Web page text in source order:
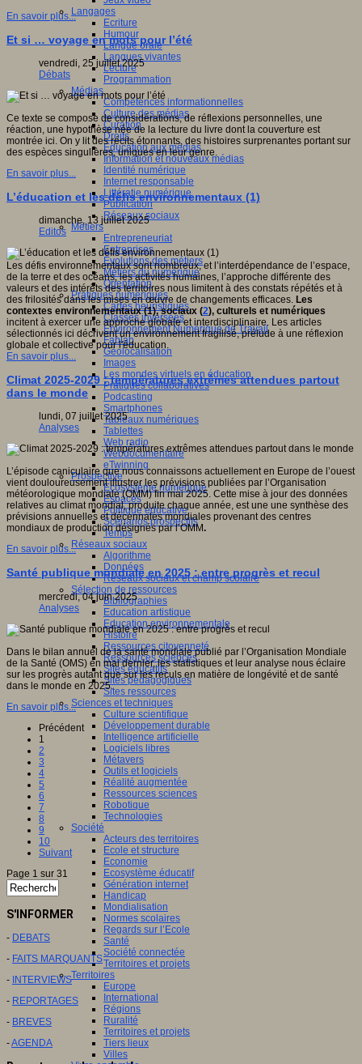
Langages
Ecriture
Humour
Langue orale
Langues vivantes
Lecture
Programmation
Médias
Compétences informationnelles
Culture des médias
Curation
Droits
Education aux médias
Information et nouveaux médias
Identité numérique
Internet responsable
Littératie numérique
Publication
Réseaux sociaux
Métiers
Entrepreneuriat
Entreprises
Evolutions des métiers
Métiers du numérique
Orientation
Pratiques numériques
Cartes heuristiques
Classes inversées
Environnement Numérique de Travail
Fablab
Géolocalisation
Images
Les mondes virtuels en éducation
Pratiques collaboratives
Podcasting
Smartphones
Tableaux numériques
Tablettes
Web radio
Webdocumentaire
eTwinning
Prospective
Ecosystème numérique
Espaces
Politique éducative
Scénarios prospectifs
Temps
Réseaux sociaux
Algorithme
Données
Réseaux sociaux et champ scolaire
Sélection de ressources
Bibliographies
Education artistique
Education environnementale
Histoire
Ressources citoyenneté
Ressources sciences
Sites éducatifs
Sites pédagogiques
Sites ressources
Sciences et techniques
Culture scientifique
Développement durable
Intelligence artificielle
Logiciels libres
Métavers
Outils et logiciels
Réalité augmentée
Ressources sciences
Robotique
Technologies
Société
Acteurs des territoires
Ecole et structure
Economie
Ecosystème éducatif
Génération internet
Handicap
Mondialisation
Normes scolaires
Regards sur l’Ecole
Santé
Société connectée
Territoires et projets
Territoires
Europe
International
Régions
Ruralité
Territoires et projets
Tiers lieux
Villes
En savoir plus...
Et si … voyage en mots pour l’été
vendredi, 25 juillet 2025
Débats
Ce texte se compose de considérations, de réflexions personnelles, une
réaction, une hypothèse née de la lecture du livre dont la couverture est
montrée ici. On y lit des récits étonnants, des histoires surprenantes portant sur
des espèces singulières, uniques en leur genre.
En savoir plus...
L’éducation et les défis environnementaux (1)
dimanche, 13 juillet 2025
Editos
Les défis environnementaux sont nombreux, et l’interdépendance de l’espace,
de la terre et des océans, les activités humaines, l’approche différente des
valeurs et des intérêts des territoires nous limitent à des constats répétés et à
des frilosités dans les mises en œuvre de changements efficaces. Les
contextes environnementaux (1), sociaux (2), culturels et numériques
incitent à exercer une approche globale et interdisciplinaire. Les articles
sélectionnés ici décrivent un environnement fragilisé, prélude à une réflexion
globale et collective pour l'éducation.
En savoir plus...
Climat 2025-2029 : températures extrêmes attendues partout
dans le monde
lundi, 07 juillet 2025
Analyses
L’épisode caniculaire que nous connaissons actuellement en Europe de l’ouest
vient douloureusement illustrer les prévisions publiées par l’Organisation
météorologique mondiale (OMM) fin mai 2025. Cette mise à jour des données
relatives au climat mondial, produite chaque année, est une une synthèse des
prévisions annuelles et décennales mondiales provenant des centres
mondiaux de production désignés par l’OMM.
En savoir plus...
Santé publique mondiale en 2025 : entre progrès et recul
mercredi, 04 juin 2025
Analyses
Dans le bilan annuel de la santé mondiale publié par l’Organisation Mondiale
de la Santé (OMS) en mai dernier, les statistiques et leur analyse nous éclaire
sur les progrès autant que sur les reculs en matière de longévité et de santé
dans le monde en 2025.
En savoir plus...
Précédent
1
2
3
4
5
6
7
8
9
10
Suivant
Page 1 sur 31
S'INFORMER
- DEBATS
- FAITS MARQUANTS
- INTERVIEWS
- REPORTAGES
- BREVES
-AGENDA